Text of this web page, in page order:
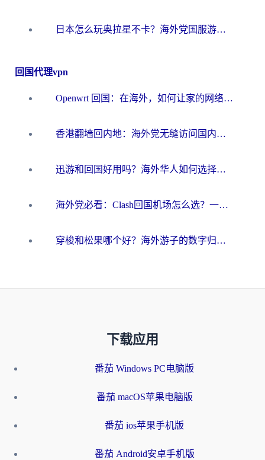
日本怎么玩奥拉星不卡？海外党国服游戏加速器选择全攻略
回国代理vpn
Openwrt 回国：在海外，如何让家的网络触手可及
香港翻墙回内地：海外党无缝访问国内资源的加速器选择全攻略
迅游和回国好用吗？海外华人如何选择靠谱的回国加速器
海外党必看：Clash回国机场怎么选？一篇搞定无缝访问国内资源的全攻略
穿梭和松果哪个好？海外游子的数字归乡路，到底该怎么选
下载应用
番茄 Windows PC电脑版
番茄 macOS苹果电脑版
番茄 ios苹果手机版
番茄 Android安卓手机版